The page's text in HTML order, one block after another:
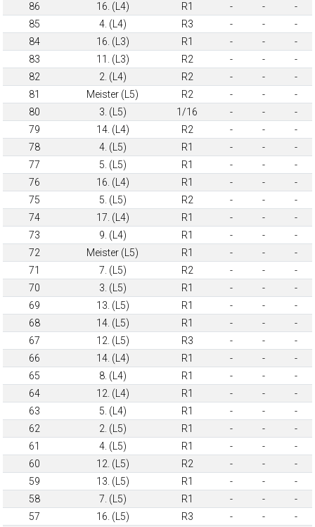
86 16. (L4) R1 - -
-
85
4. (L4) R3 - -
-
84
16. (L3) R1 - -
-
83
11. (L3) R2 - -
-
82
2. (L4) R2 - -
-
81
Meister (L5) R2 - -
-
80
3. (L5) 1/16 - -
-
79
14. (L4) R2 - -
-
78
4. (L5) R1 - -
-
77
5. (L5) R1 - -
-
76
16. (L4) R1 - -
-
75
5. (L5) R2 - -
-
74
17. (L4) R1 - -
-
73
9. (L4) R1 - -
-
72
Meister (L5) R1 - -
-
71
7. (L5) R2 - -
-
70
3. (L5) R1 - -
-
69
13. (L5) R1 - -
-
68
14. (L5) R1 - -
-
67
12. (L5) R3 - -
-
66
14. (L4) R1 - -
-
65
8. (L4) R1 - -
-
64
12. (L4) R1 - -
-
63
5. (L4) R1 - -
-
62
2. (L5) R1 - -
-
61
4. (L5) R1 - -
-
60
12. (L5) R2 - -
-
59
13. (L5) R1 - -
-
58
7. (L5) R1 - -
-
57
16. (L5) R3 - -
-